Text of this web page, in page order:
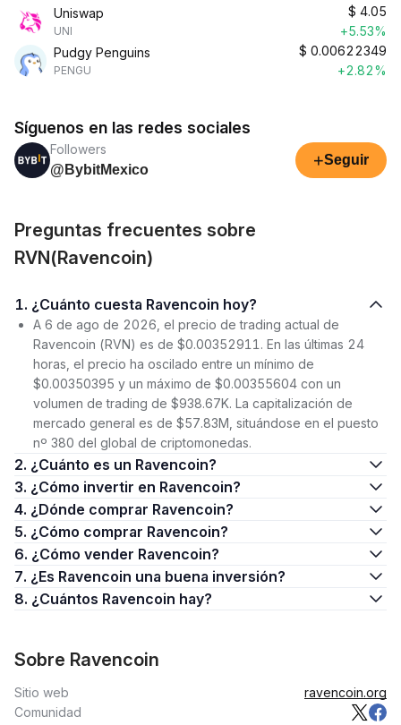
Uniswap
UNI
$ 4.05
+5.53%
Pudgy Penguins
PENGU
$ 0.00622349
+2.82%
Síguenos en las redes sociales
Followers
@BybitMexico
+Seguir
Preguntas frecuentes sobre
RVN(Ravencoin)
1. ¿Cuánto cuesta Ravencoin hoy?
A 6 de ago de 2026, el precio de trading actual de
Ravencoin (RVN) es de $0.00352911. En las últimas 24
horas, el precio ha oscilado entre un mínimo de
$0.00350395 y un máximo de $0.00355604 con un
volumen de trading de $938.67K. La capitalización de
mercado general es de $57.83M, situándose en el puesto
nº 380 del global de criptomonedas.
2. ¿Cuánto es un Ravencoin?
3. ¿Cómo invertir en Ravencoin?
4. ¿Dónde comprar Ravencoin?
5. ¿Cómo comprar Ravencoin?
6. ¿Cómo vender Ravencoin?
7. ¿Es Ravencoin una buena inversión?
8. ¿Cuántos Ravencoin hay?
Sobre Ravencoin
Sitio web
ravencoin.org
Comunidad